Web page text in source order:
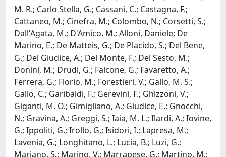
M. R.; Carlo Stella, G.; Cassani, C.; Castagna, F.;
Cattaneo, M.; Cinefra, M.; Colombo, N.; Corsetti, S.;
Dall'Agata, M.; D'Amico, M.; Alloni, Daniele; De
Marino, E.; De Matteis, G.; De Placido, S.; Del Bene,
G.; Del Giudice, A.; Del Monte, F.; Del Sesto, M.;
Donini, M.; Drudi, G.; Falcone, G.; Favaretto, A.;
Ferrera, G.; Florio, M.; Forestieri, V.; Gallo, M. S.;
Gallo, C.; Garibaldi, F.; Gerevini, F.; Ghizzoni, V.;
Giganti, M. O.; Gimigliano, A.; Giudice, E.; Gnocchi,
N.; Gravina, A.; Greggi, S.; Iaia, M. L.; Ilardi, A.; Iovine,
G.; Ippoliti, G.; Irollo, G.; Isidori, I.; Lapresa, M.;
Lavenia, G.; Longhitano, L.; Lucia, B.; Luzi, G.;
Mariano, S.; Marino, V.; Marrapese, G.; Martino, M.;